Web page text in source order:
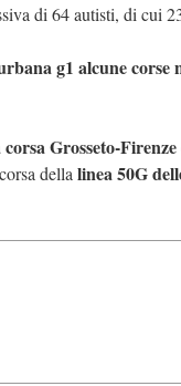
di 64 autisti, di cui
g1 alcune
corsa Grosseto-
della linea 50G